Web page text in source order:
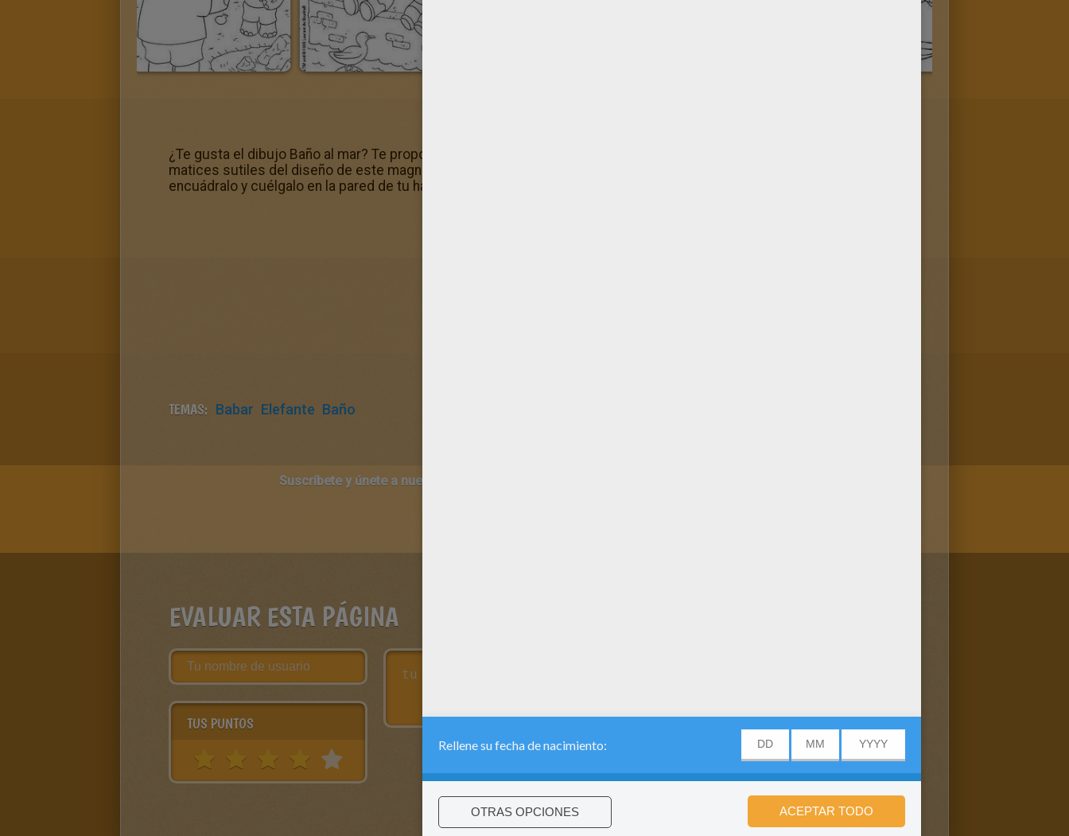
¿Te gusta el dibujo Baño al mar? Te proponemos más en la sección Babar el elefante para pintar. ¿Has visto los
matices sutiles del diseño de este magnífico dibujo de Baño al mar? ¡Píntalo con lápices o directamente en línea,
encuádralo y cuélgalo en la pared de tu habitación.
TEMAS: Babar Elefante Baño
Suscríbete y únete a nuestro canal de vídeos para niños en Youtube:
EVALUAR ESTA PÁGINA
TUS PUNTOS